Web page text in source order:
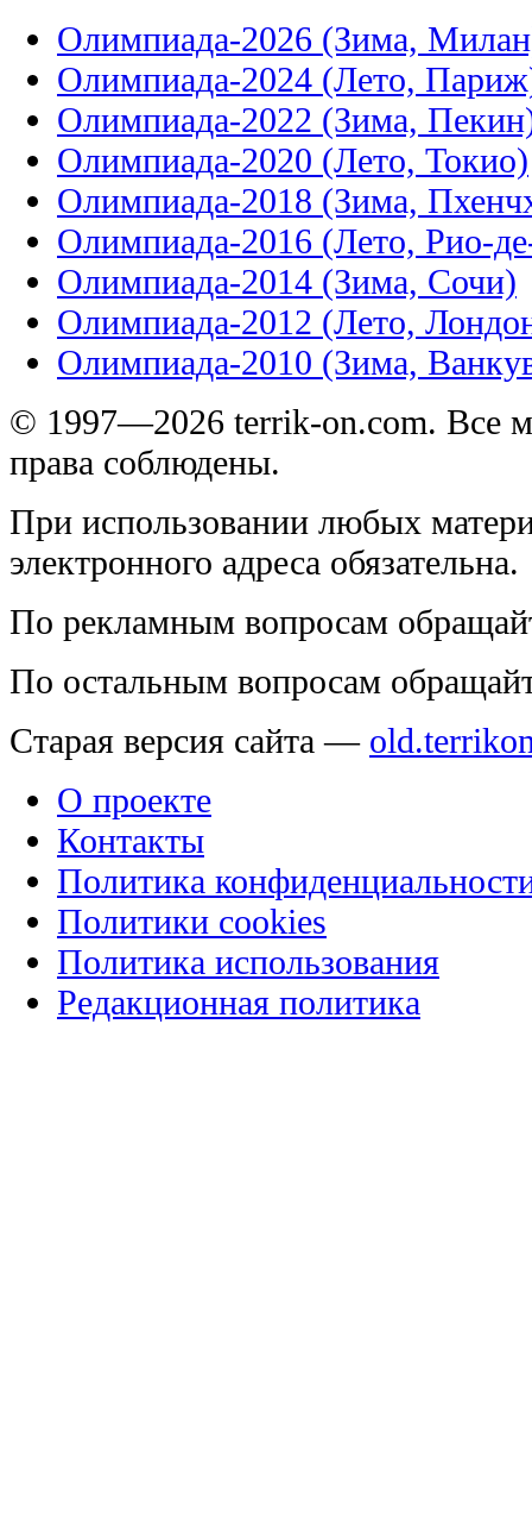
Олимпиада-2026 (Зима,
Олимпиада-2024 (Лето,
Олимпиада-2022 (Зима,
Олимпиада-2020 (Лето, Токио)
Олимпиада-2018 (Зима,
Олимпиада-2016 (Лето, Рио-
Олимпиада-2014 (Зима, Сочи)
Олимпиада-2012 (Лето,
Олимпиада-2010 (Зима,
© 1997—2026 terrik-on.com. Все
права соблюдены.
При использовании любых
электронного адреса обязательна.
По рекламным вопросам
По остальным вопросам
Старая версия сайта —
О проекте
Контакты
Политика
Политики cookies
Политика использования
Редакционная политика